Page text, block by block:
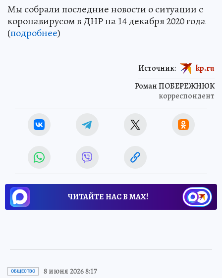
Мы собрали последние новости о ситуации с
коронавирусом в ДНР на 14 декабря 2020 года
(подробнее)
Роман ПОБЕРЕЖНЮК
корреспондент
Источник: kp.ru
ЧИТАЙТЕ НАС В МАХ!
ОБЩЕСТВО 8 июня 2026 8:17